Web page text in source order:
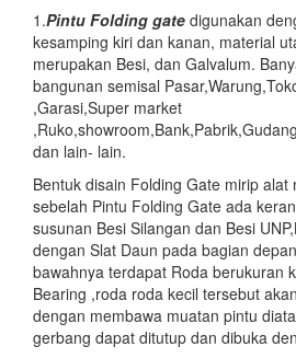
1.Pintu Folding gate digunakan
kesamping kiri dan kanan, material
merupakan Besi, dan Galvalum.
bangunan semisal
,Garasi,Super market
dan lain- lain.
Bentuk disain Folding Gate mirip
sebelah Pintu Folding Gate ada
susunan Besi Silangan dan Besi
dengan Slat Daun pada bagian
bawahnya terdapat Roda berukuran
Bearing ,roda roda kecil tersebut
dengan membawa muatan pintu
gerbang dapat ditutup dan dibuka